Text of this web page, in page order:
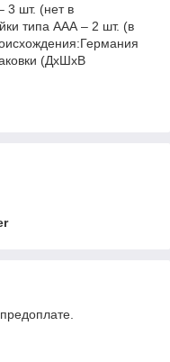
3 шт. (нет в
типа ААА – 2 шт. (в
(ДхШхВ